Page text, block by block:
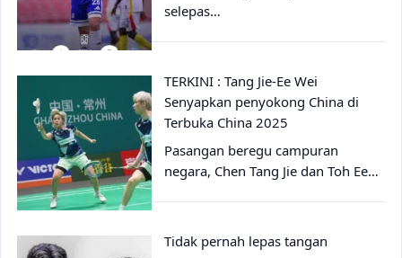
selepas…
TERKINI : Tang Jie-Ee Wei
Senyapkan penyokong China di
Terbuka China 2025
Pasangan beregu campuran
negara, Chen Tang Jie dan Toh Ee…
Tidak pernah lepas tangan